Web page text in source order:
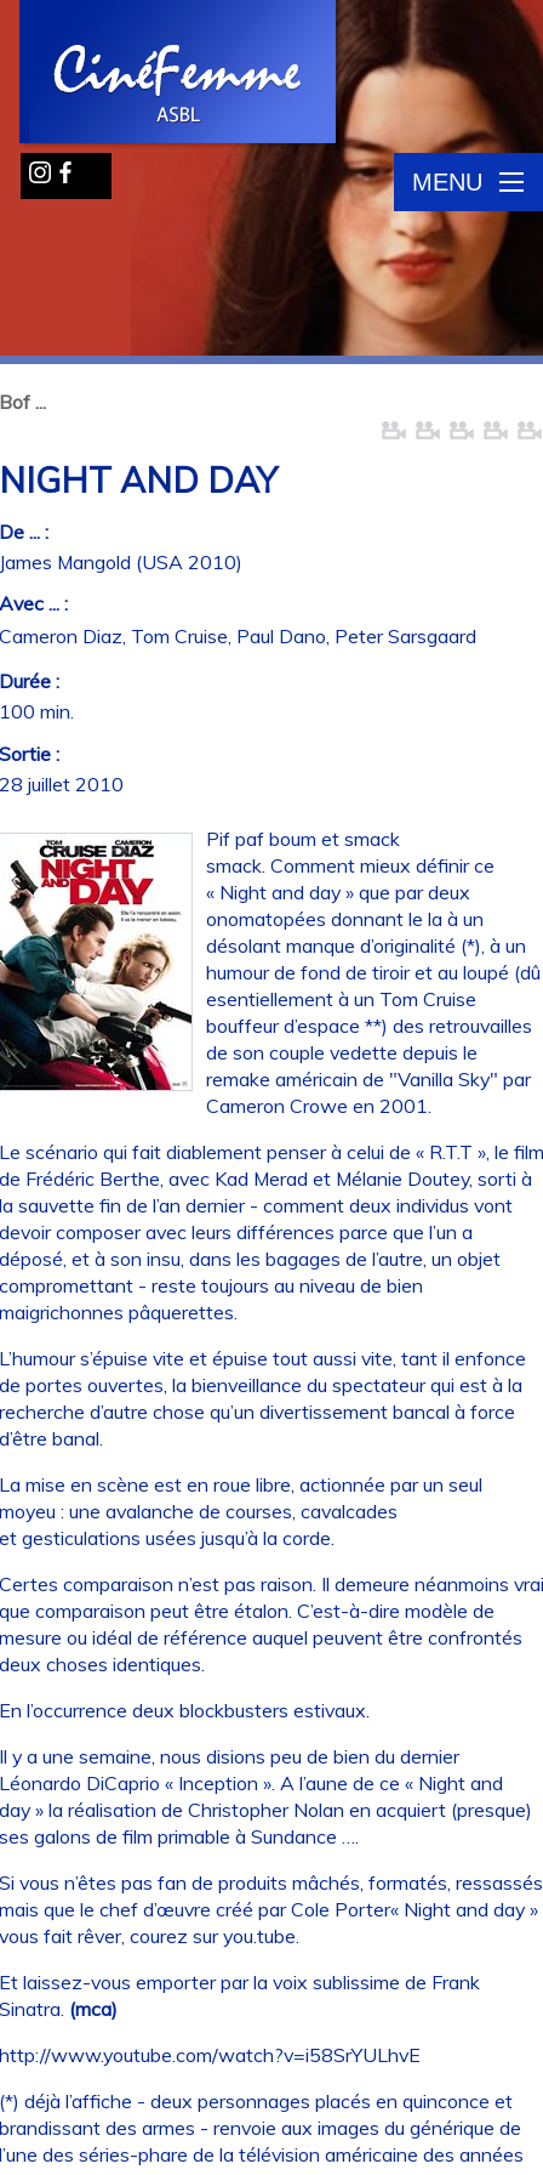
MENU
...
AND DAY
... :
Mangold (USA 2010)
... :
Diaz, Tom Cruise, Paul Dano, Peter Sarsgaard
:
min.
:
juillet 2010
Pif paf boum et smack
smack. Comment mieux définir ce
« Night and day » que par deux
onomatopées donnant le la à un
désolant manque d’originalité (*), à un
humour de fond de tiroir et au loupé (dû
esentiellement à un Tom Cruise
bouffeur d’espace **) des retrouvailles
de son couple vedette depuis le
remake américain de "Vanilla Sky" par
Cameron Crowe en 2001.
scénario qui fait diablement penser à celui de « R.T.T », le film
Frédéric Berthe, avec Kad Merad et Mélanie Doutey, sorti à
sauvette fin de l’an dernier - comment deux individus vont
composer avec leurs différences parce que l’un a
et à son insu, dans les bagages de l’autre, un objet
- reste toujours au niveau de bien
pâquerettes.
s’épuise vite et épuise tout aussi vite, tant il enfonce
portes ouvertes, la bienveillance du spectateur qui est à la
d’autre chose qu’un divertissement bancal à force
banal.
mise en scène est en roue libre, actionnée par un seul
: une avalanche de courses, cavalcades
gesticulations usées jusqu’à la corde.
comparaison n’est pas raison. Il demeure néanmoins vrai
comparaison peut être étalon. C’est-à-dire modèle de
ou idéal de référence auquel peuvent être confrontés
choses identiques.
l’occurrence deux blockbusters estivaux.
y a une semaine, nous disions peu de bien du dernier
DiCaprio « Inception ». A l’aune de ce « Night and
» la réalisation de Christopher Nolan en acquiert (presque)
galons de film primable à Sundance ….
vous n’êtes pas fan de produits mâchés, formatés, ressassés
que le chef d’œuvre créé par Cole Porter« Night and day »
fait rêver, courez sur you.tube.
laissez-vous emporter par la voix sublissime de Frank
(mca)
www.youtube.com/watch?v=i58SrYULhvE
déjà l’affiche - deux personnages placés en quinconce et
des armes - renvoie aux images du générique de
des séries-phare de la télévision américaine des années